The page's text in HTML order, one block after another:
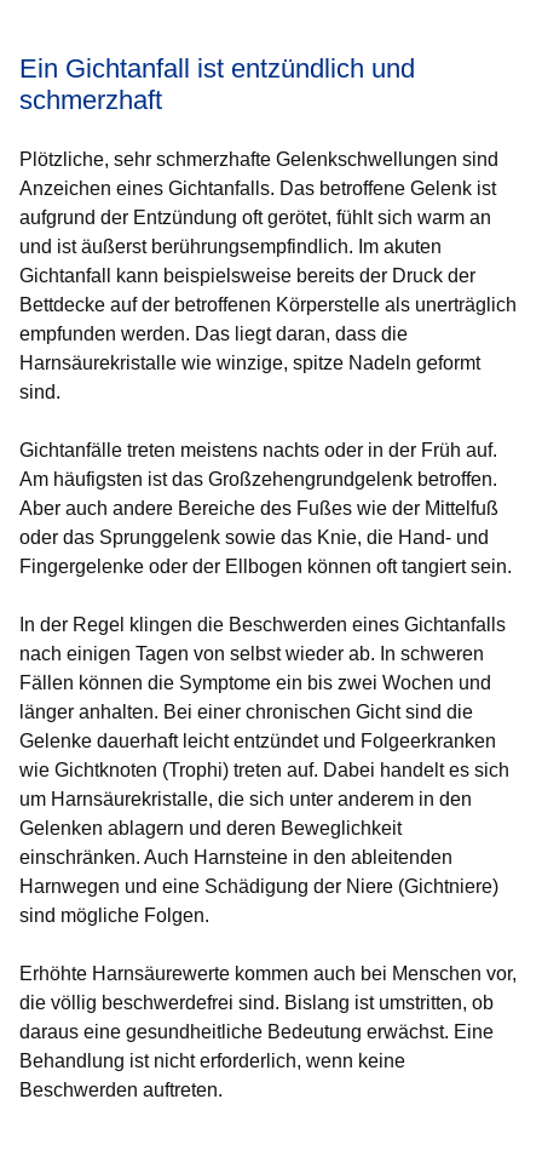
Ein Gichtanfall ist entzündlich und
schmerzhaft
Plötzliche, sehr schmerzhafte Gelenkschwellungen sind
Anzeichen eines Gichtanfalls. Das betroffene Gelenk ist
aufgrund der Entzündung oft gerötet, fühlt sich warm an
und ist äußerst berührungsempfindlich. Im akuten
Gichtanfall kann beispielsweise bereits der Druck der
Bettdecke auf der betroffenen Körperstelle als unerträglich
empfunden werden. Das liegt daran, dass die
Harnsäurekristalle wie winzige, spitze Nadeln geformt
sind.
Gichtanfälle treten meistens nachts oder in der Früh auf.
Am häufigsten ist das Großzehengrundgelenk betroffen.
Aber auch andere Bereiche des Fußes wie der Mittelfuß
oder das Sprunggelenk sowie das Knie, die Hand- und
Fingergelenke oder der Ellbogen können oft tangiert sein.
In der Regel klingen die Beschwerden eines Gichtanfalls
nach einigen Tagen von selbst wieder ab. In schweren
Fällen können die Symptome ein bis zwei Wochen und
länger anhalten. Bei einer chronischen Gicht sind die
Gelenke dauerhaft leicht entzündet und Folgeerkranken
wie Gichtknoten (Trophi) treten auf. Dabei handelt es sich
um Harnsäurekristalle, die sich unter anderem in den
Gelenken ablagern und deren Beweglichkeit
einschränken. Auch Harnsteine in den ableitenden
Harnwegen und eine Schädigung der Niere (Gichtniere)
sind mögliche Folgen.
Erhöhte Harnsäurewerte kommen auch bei Menschen vor,
die völlig beschwerdefrei sind. Bislang ist umstritten, ob
daraus eine gesundheitliche Bedeutung erwächst. Eine
Behandlung ist nicht erforderlich, wenn keine
Beschwerden auftreten.